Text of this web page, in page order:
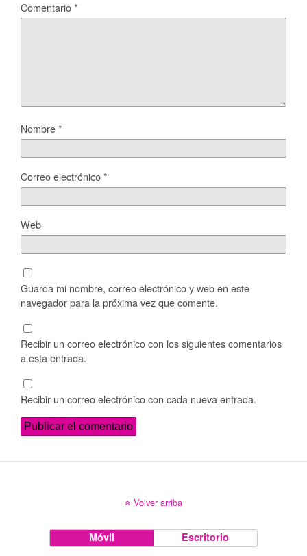
Comentario*
Nombre*
Correo electrónico*
Web
Guarda mi nombre, correo electrónico y web en este
navegador para la próxima vez que comente.
Recibir un correo electrónico con los siguientes comentarios
a esta entrada.
Recibir un correo electrónico con cada nueva entrada.
Volver arriba
Móvil Escritorio